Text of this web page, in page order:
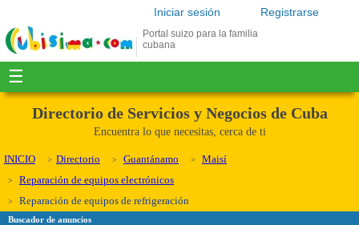
Registrarse
Iniciar sesión
Portal suizo para la familia
cubana
☰
Directorio de Servicios y Negocios de Cuba
Encuentra lo que necesitas, cerca de ti
INICIO Directorio Guantánamo
Maisí
Reparación de equipos electrónicos
Reparación de equipos de refrigeración
Buscador de anuncios